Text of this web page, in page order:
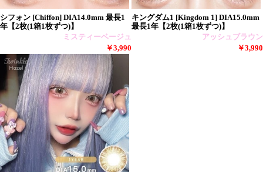
シフォン [Chiffon] DIA14.0mm 最長1
年【2枚(1箱1枚ずつ)】
ミスティーベージュ
￥3,990
キングダム1 [Kingdom 1] DIA15.0mm
最長1年【2枚(1箱1枚ずつ)】
アッシュブラウン
￥3,990